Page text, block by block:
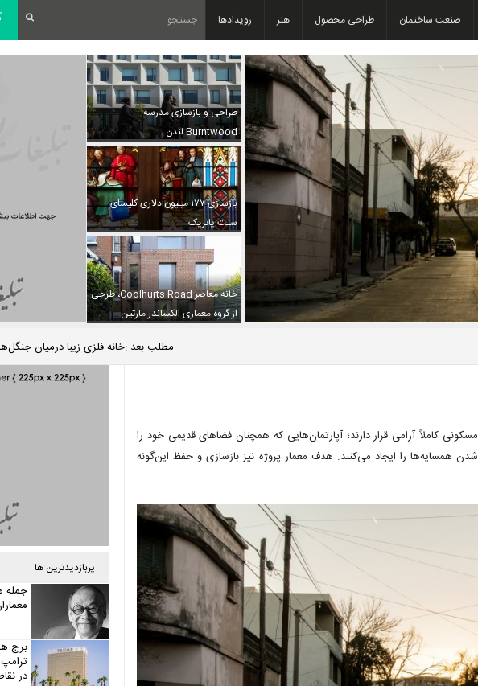
صنعت ساختمان طراحی محصول هنر رویدادها
طراحی و بازسازی مدرسه
Burntwood لندن
بازسازی ۱۷۷ میلیون دلاری کلیسای
سنت پاتریک
خانه معاصر Coolhurts Road، طرحی
از گروه معماری الکساندر مارتین
مطلب بعد :خانه فلزی زیبا درمیان
کاملاً آرامی قرار دارند؛ آپارتمان‌هایی که همچنان فضاهای قدیمی خود را
همسایه‌ها را ایجاد می‌کنند. هدف معمار پروژه نیز بازسازی و حفظ این‌گونه
پربازدیدترین ها
جمله
برج
در